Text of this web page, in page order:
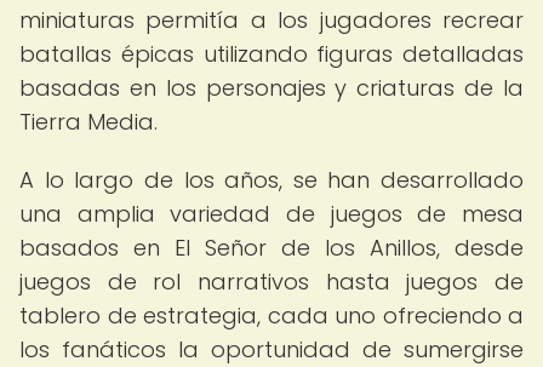
miniaturas permitía a los jugadores recrear
batallas épicas utilizando figuras detalladas
basadas en los personajes y criaturas de la
Tierra Media.
A lo largo de los años, se han desarrollado
una amplia variedad de juegos de mesa
basados en El Señor de los Anillos, desde
juegos de rol narrativos hasta juegos de
tablero de estrategia, cada uno ofreciendo a
los fanáticos la oportunidad de sumergirse